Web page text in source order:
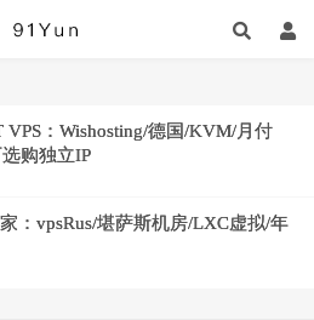
VPS：Wishosting/德国/KVM/月付
购独立IP
：vpsRus/堪萨斯机房/LXC虚拟/年